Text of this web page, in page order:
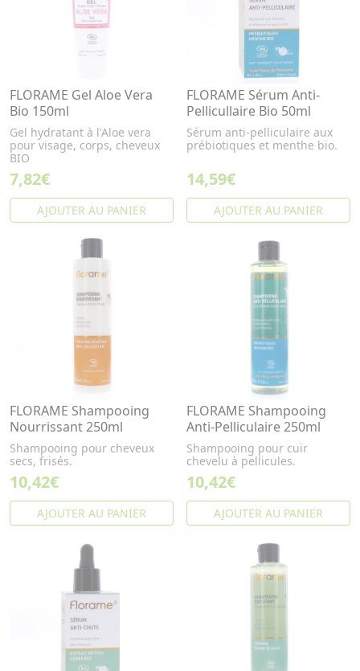
FLORAME Gel Aloe Vera
Bio 150ml
Gel hydratant à l'Aloe vera
pour visage, corps, cheveux
BIO
7,82€
AJOUTER AU PANIER
FLORAME Sérum Anti-
Pellicullaire Bio 50ml
Sérum anti-pelliculaire aux
prébiotiques et menthe bio.
14,59€
AJOUTER AU PANIER
FLORAME Shampooing
Nourrissant 250ml
Shampooing pour cheveux
secs, frisés.
10,42€
AJOUTER AU PANIER
FLORAME Shampooing
Anti-Pelliculaire 250ml
Shampooing pour cuir
chevelu à pellicules.
10,42€
AJOUTER AU PANIER